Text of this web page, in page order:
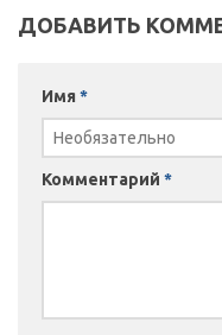
ДОБАВИТЬ
Имя *
Комментарий *